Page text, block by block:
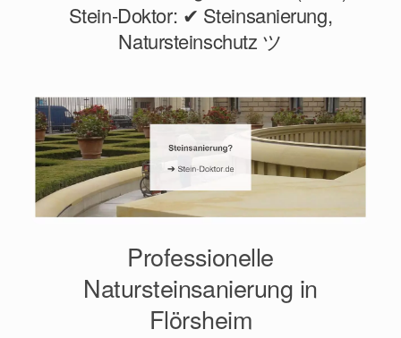
Stein-Doktor: ✔ Steinsanierung,
Natursteinschutz ツ
Professionelle
Natursteinsanierung in
Flörsheim